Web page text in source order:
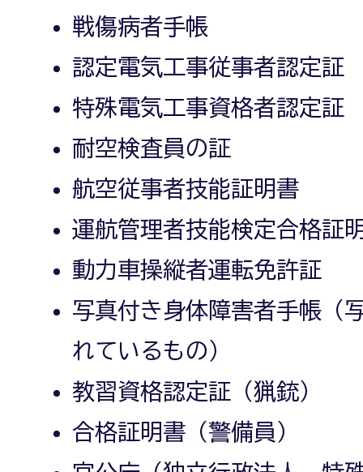
戦傷病者手帳
認定電気工事従事者認定証
特殊電気工事資格者認定証
耐空検査員の証
航空従事者技能証明書
運航管理者技能検定合格証
動力車操縦者運転免許証
写真付き身体障害者手帳（
れているもの）
教習資格認定証（猟銃）
合格証明書（警備員）